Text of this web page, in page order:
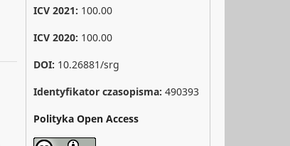
ICV 2021: 100.00
ICV 2020: 100.00
DOI: 10.26881/srg
Identyfikator czasopisma: 490393
Polityka Open Access